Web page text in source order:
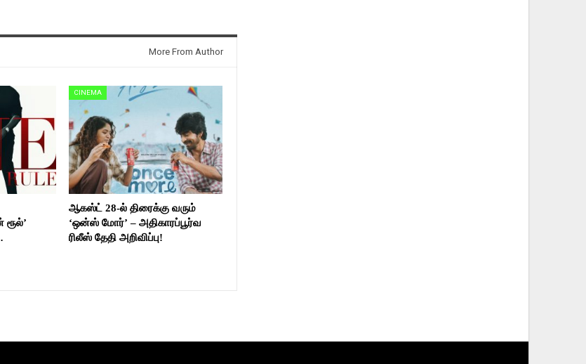
More From Author
ரூல்’
CINEMA
ஆகஸ்ட் 28-ல் திரைக்கு வரும்
‘ஒன்ஸ் மோர்’ – அதிகாரப்பூர்வ
ரிலீஸ் தேதி அறிவிப்பு!